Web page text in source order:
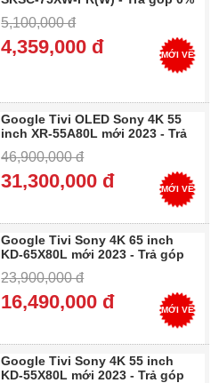
5,100,000 đ
4,359,000 đ MỚI VỀ
Google Tivi OLED Sony 4K 55
inch XR-55A80L mới 2023 - Trả
46,900,000 đ
31,300,000 đ MỚI VỀ
Google Tivi Sony 4K 65 inch
KD-65X80L mới 2023 - Trả góp
23,900,000 đ
16,490,000 đ MỚI VỀ
Google Tivi Sony 4K 55 inch
KD-55X80L mới 2023 - Trả góp